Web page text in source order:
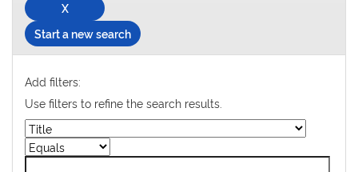
Start a new search
Add filters:
Use filters to refine the search results.